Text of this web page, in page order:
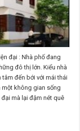
đại : Nhà phố đang
đô thị lớn. Kiểu nhà
đến bới với mái thái
một không gian sống
mà lại đậm nét quê